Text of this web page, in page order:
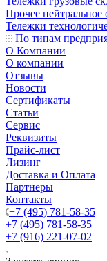
Прочее нейтральное
Тележки
По типам
О Компании
О компании
Отзывы
Новости
Сертификаты
Статьи
Сервис
Реквизиты
Прайс-лист
Лизинг
Доставка и Оплата
Партнеры
Контакты
+7 (495) 781-58-35
+7 (495) 781-58-35
+7 (916) 221-07-02